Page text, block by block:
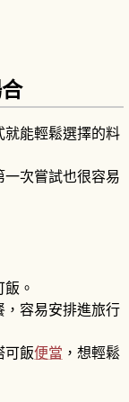
能輕鬆選擇的料
次嘗試也很容易
。
，容易安排進旅行
可飯便當 ，想輕鬆